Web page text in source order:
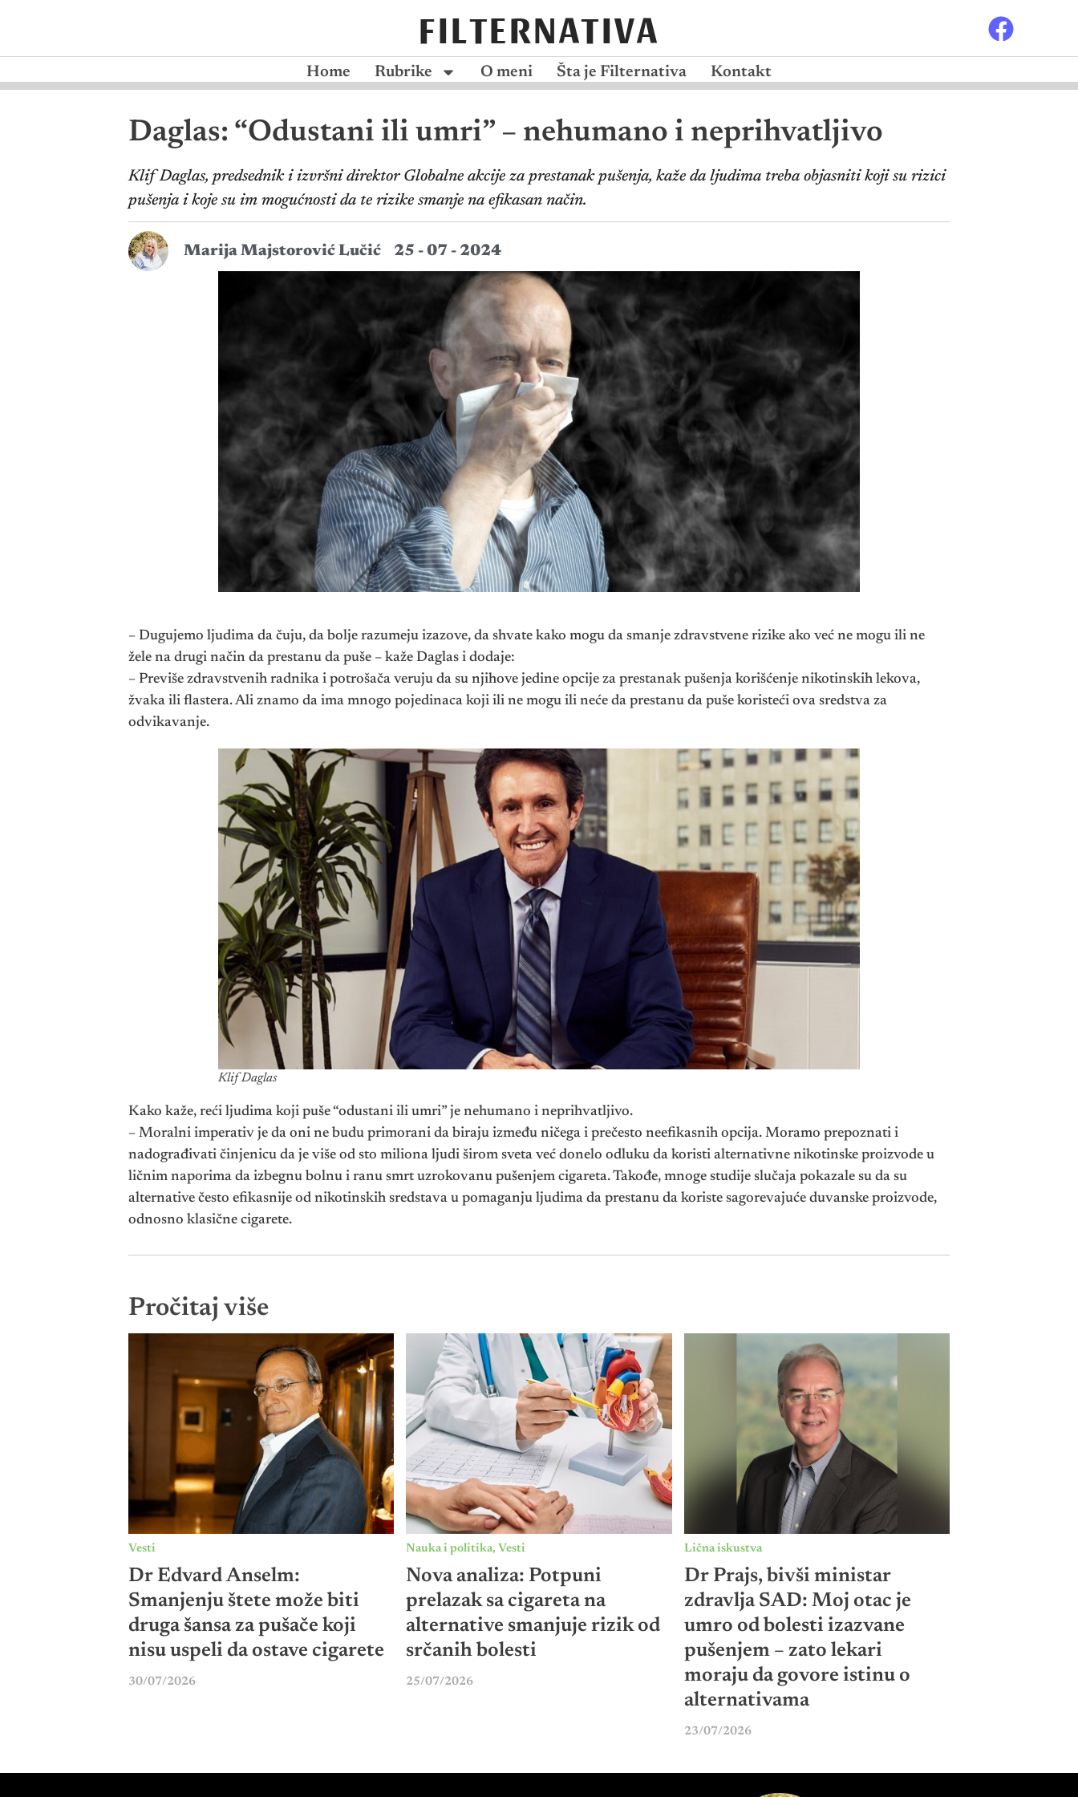
FILTERNATIVA
Home Rubrike O meni Šta je Filternativa Kontakt
Daglas: “Odustani ili umri” – nehumano i neprihvatljivo
Klif Daglas, predsednik i izvršni direktor Globalne akcije za prestanak pušenja, kaže da ljudima treba objasniti koji su rizici
pušenja i koje su im mogućnosti da te rizike smanje na efikasan način.
Marija Majstorović Lučić 25 - 07 - 2024
– Dugujemo ljudima da čuju, da bolje razumeju izazove, da shvate kako mogu da smanje zdravstvene rizike ako već ne mogu ili ne
žele na drugi način da prestanu da puše – kaže Daglas i dodaje:
– Previše zdravstvenih radnika i potrošača veruju da su njihove jedine opcije za prestanak pušenja korišćenje nikotinskih lekova,
žvaka ili flastera. Ali znamo da ima mnogo pojedinaca koji ili ne mogu ili neće da prestanu da puše koristeći ova sredstva za
odvikavanje.
Klif Daglas
Kako kaže, reći ljudima koji puše “odustani ili umri” je nehumano i neprihvatljivo.
– Moralni imperativ je da oni ne budu primorani da biraju između ničega i prečesto neefikasnih opcija. Moramo prepoznati i
nadograđivati činjenicu da je više od sto miliona ljudi širom sveta već donelo odluku da koristi alternativne nikotinske proizvode u
ličnim naporima da izbegnu bolnu i ranu smrt uzrokovanu pušenjem cigareta. Takođe, mnoge studije slučaja pokazale su da su
alternative često efikasnije od nikotinskih sredstava u pomaganju ljudima da prestanu da koriste sagorevajuće duvanske proizvode,
odnosno klasične cigarete.
Pročitaj više
Vesti
Dr Edvard Anselm:
Smanjenju štete može biti
druga šansa za pušače koji
nisu uspeli da ostave cigarete
30/07/2026
Nauka i politika, Vesti
Nova analiza: Potpuni
prelazak sa cigareta na
alternative smanjuje rizik od
srčanih bolesti
25/07/2026
Lična iskustva
Dr Prajs, bivši ministar
zdravlja SAD: Moj otac je
umro od bolesti izazvane
pušenjem – zato lekari
moraju da govore istinu o
alternativama
23/07/2026